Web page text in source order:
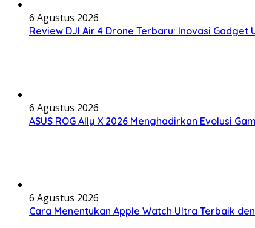
6 Agustus 2026
Review DJI Air 4 Drone Terbaru: Inovasi
6 Agustus 2026
ASUS ROG Ally X 2026 Menghadirkan Evolusi
6 Agustus 2026
Cara Menentukan Apple Watch Ultra Terbaik